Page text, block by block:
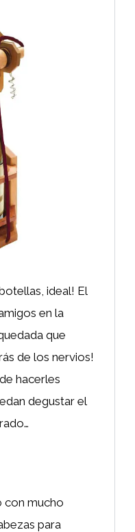
ideal! El
en la
que
de los nervios!
hacerles
degustar el
con mucho
para